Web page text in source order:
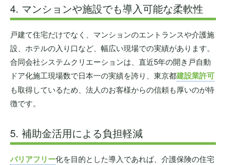
4. マンションや施設でも導入可能な柔軟性
戸建て住宅だけでなく、マンションのエントランスや介護施
設、ホテルの入り口など、幅広い現場での実績があります。
合同会社システムクリエーションは、直近5年の開き戸自動
ドア化施工現場数で日本一の実績を誇り、東京都建設業許可
も取得しているため、法人のお客様からの信頼も厚いのが特
徴です。
5. 補助金活用による負担軽減
バリアフリー化を目的とした導入であれば、介護保険の住宅